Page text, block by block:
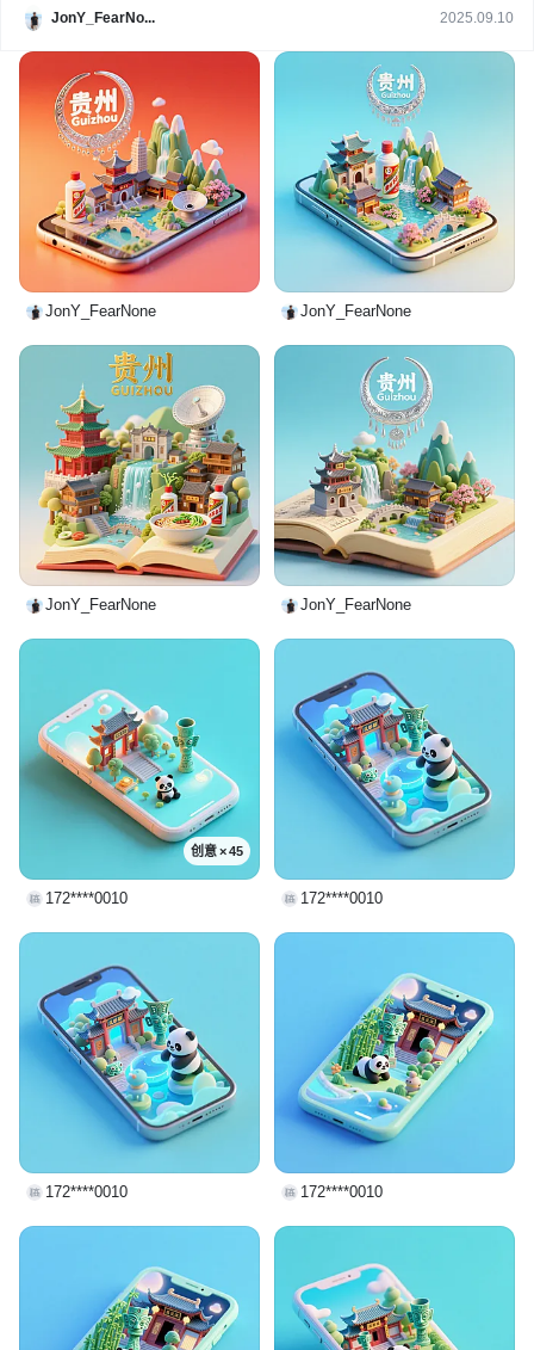
JonY_FearNo... 2025.09.10
JonY_FearNone JonY_FearNone
JonY_FearNone JonY_FearNone
创意 × 45
172****0010 172****0010
172****0010 172****0010